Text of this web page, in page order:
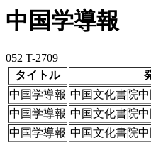
中国学導報
052 T-2709
タイトル
中国学導報 中国文化書院
中国学導報 中国文化書院
中国学導報 中国文化書院